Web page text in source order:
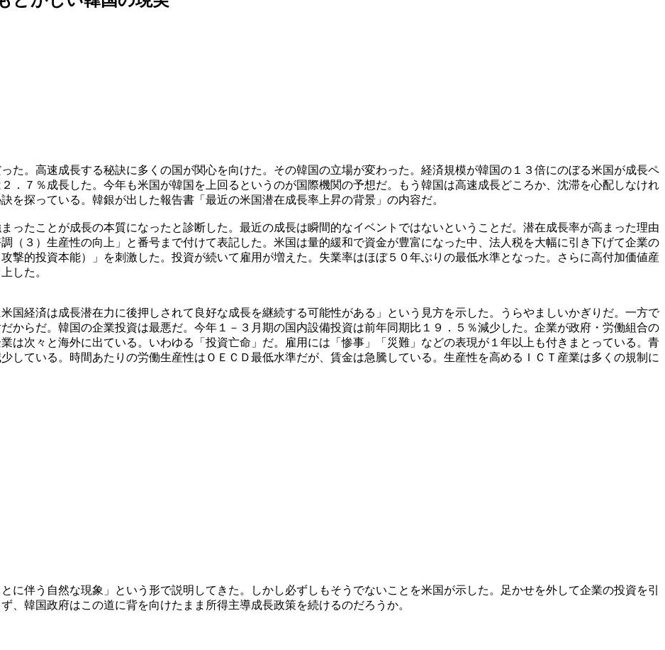
た。高速成長する秘訣に多くの国が関心を向けた。その韓国の立場が変わった。経済規模が韓国の１３倍にのぼる米国が成長ペ
．７％成長した。今年も米国が韓国を上回るというのが国際機関の予想だ。もう韓国は高速成長どころか、沈滞を心配しなけれ
を探っている。韓銀が出した報告書「最近の米国潜在成長率上昇の背景」の内容だ。
ったことが成長の本質になったと診断した。最近の成長は瞬間的なイベントではないということだ。潜在成長率が高まった理由
（３）生産性の向上」と番号まで付けて表記した。米国は量的緩和で資金が豊富になった中、法人税を大幅に引き下げて企業の
撃的投資本能）」を刺激した。投資が続いて雇用が増えた。失業率はほぼ５０年ぶりの最低水準となった。さらに高付加価値産
した。
国経済は成長潜在力に後押しされて良好な成長を継続する可能性がある」という見方を示した。うらやましいかぎりだ。一方で
からだ。韓国の企業投資は最悪だ。今年１－３月期の国内設備投資は前年同期比１９．５％減少した。企業が政府・労働組合の
は次々と海外に出ている。いわゆる「投資亡命」だ。雇用には「惨事」「災難」などの表現が１年以上も付きまとっている。青
している。時間あたりの労働生産性はＯＥＣＤ最低水準だが、賃金は急騰している。生産性を高めるＩＣＴ産業は多くの規制に
に伴う自然な現象」という形で説明してきた。しかし必ずしもそうでないことを米国が示した。足かせを外して企業の投資を引
、韓国政府はこの道に背を向けたまま所得主導成長政策を続けるのだろうか。